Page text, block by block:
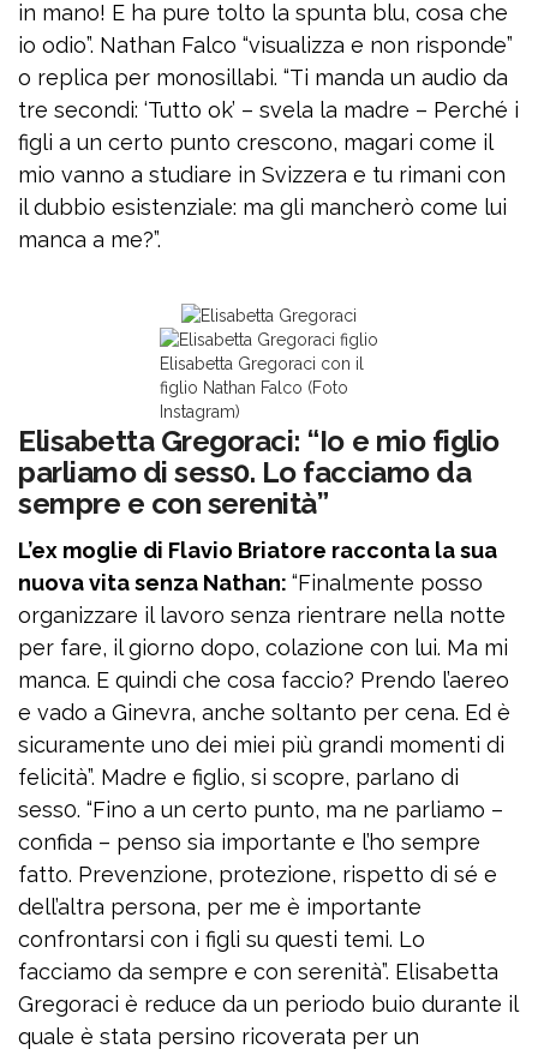
in mano! E ha pure tolto la spunta blu, cosa che
io odio”. Nathan Falco “visualizza e non risponde”
o replica per monosillabi. “Ti manda un audio da
tre secondi: ‘Tutto ok’ – svela la madre – Perché i
figli a un certo punto crescono, magari come il
mio vanno a studiare in Svizzera e tu rimani con
il dubbio esistenziale: ma gli mancherò come lui
manca a me?”.
Elisabetta Gregoraci con il
figlio Nathan Falco (Foto
Instagram)
Elisabetta Gregoraci: “Io e mio figlio
parliamo di sess0. Lo facciamo da
sempre e con serenità”
L’ex moglie di Flavio Briatore racconta la sua
nuova vita senza Nathan: “Finalmente posso
organizzare il lavoro senza rientrare nella notte
per fare, il giorno dopo, colazione con lui. Ma mi
manca. E quindi che cosa faccio? Prendo l’aereo
e vado a Ginevra, anche soltanto per cena. Ed è
sicuramente uno dei miei più grandi momenti di
felicità”. Madre e figlio, si scopre, parlano di
sess0. “Fino a un certo punto, ma ne parliamo –
confida – penso sia importante e l’ho sempre
fatto. Prevenzione, protezione, rispetto di sé e
dell’altra persona, per me è importante
confrontarsi con i figli su questi temi. Lo
facciamo da sempre e con serenità”. Elisabetta
Gregoraci è reduce da un periodo buio durante il
quale è stata persino ricoverata per un